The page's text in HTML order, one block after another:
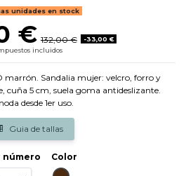
unidades en stock
€ 132,00 €
-33,00 €
incluidos
marrón. Sandalia mujer: velcro, forro y
cuña 5 cm, suela goma antideslizante.
desde 1er uso.
Guia de tallas
número
Color